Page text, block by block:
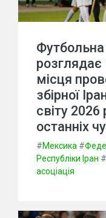
Футбольна
місця
збірної
світу 2026
останніх
#Мексика #
Республіки Іран #
асоціація